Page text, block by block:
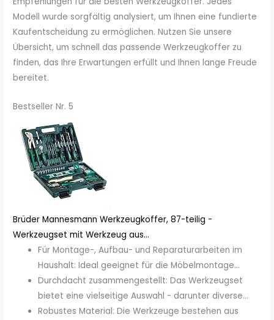
Modell wurde sorgfältig analysiert, um Ihnen eine fundierte
Kaufentscheidung zu ermöglichen. Nutzen Sie unsere
Übersicht, um schnell das passende Werkzeugkoffer zu
finden, das Ihre Erwartungen erfüllt und Ihnen lange Freude
bereitet.
Bestseller Nr. 5
Brüder Mannesmann Werkzeugkoffer, 87-teilig -
Werkzeugset mit Werkzeug aus...
Für Montage-, Aufbau- und Reparaturarbeiten im
Haushalt: Ideal geeignet für die Möbelmontage...
Durchdacht zusammengestellt: Das Werkzeugset
bietet eine vielseitige Auswahl - darunter diverse...
Robustes Material: Die Werkzeuge bestehen aus